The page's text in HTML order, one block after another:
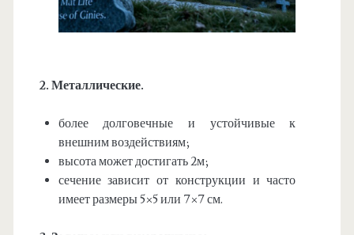
2. Металлические.
более долговечные и устойчивые к
внешним воздействиям;
высота может достигать 2м;
сечение зависит от конструкции и часто
имеет размеры 5×5 или 7×7 см.